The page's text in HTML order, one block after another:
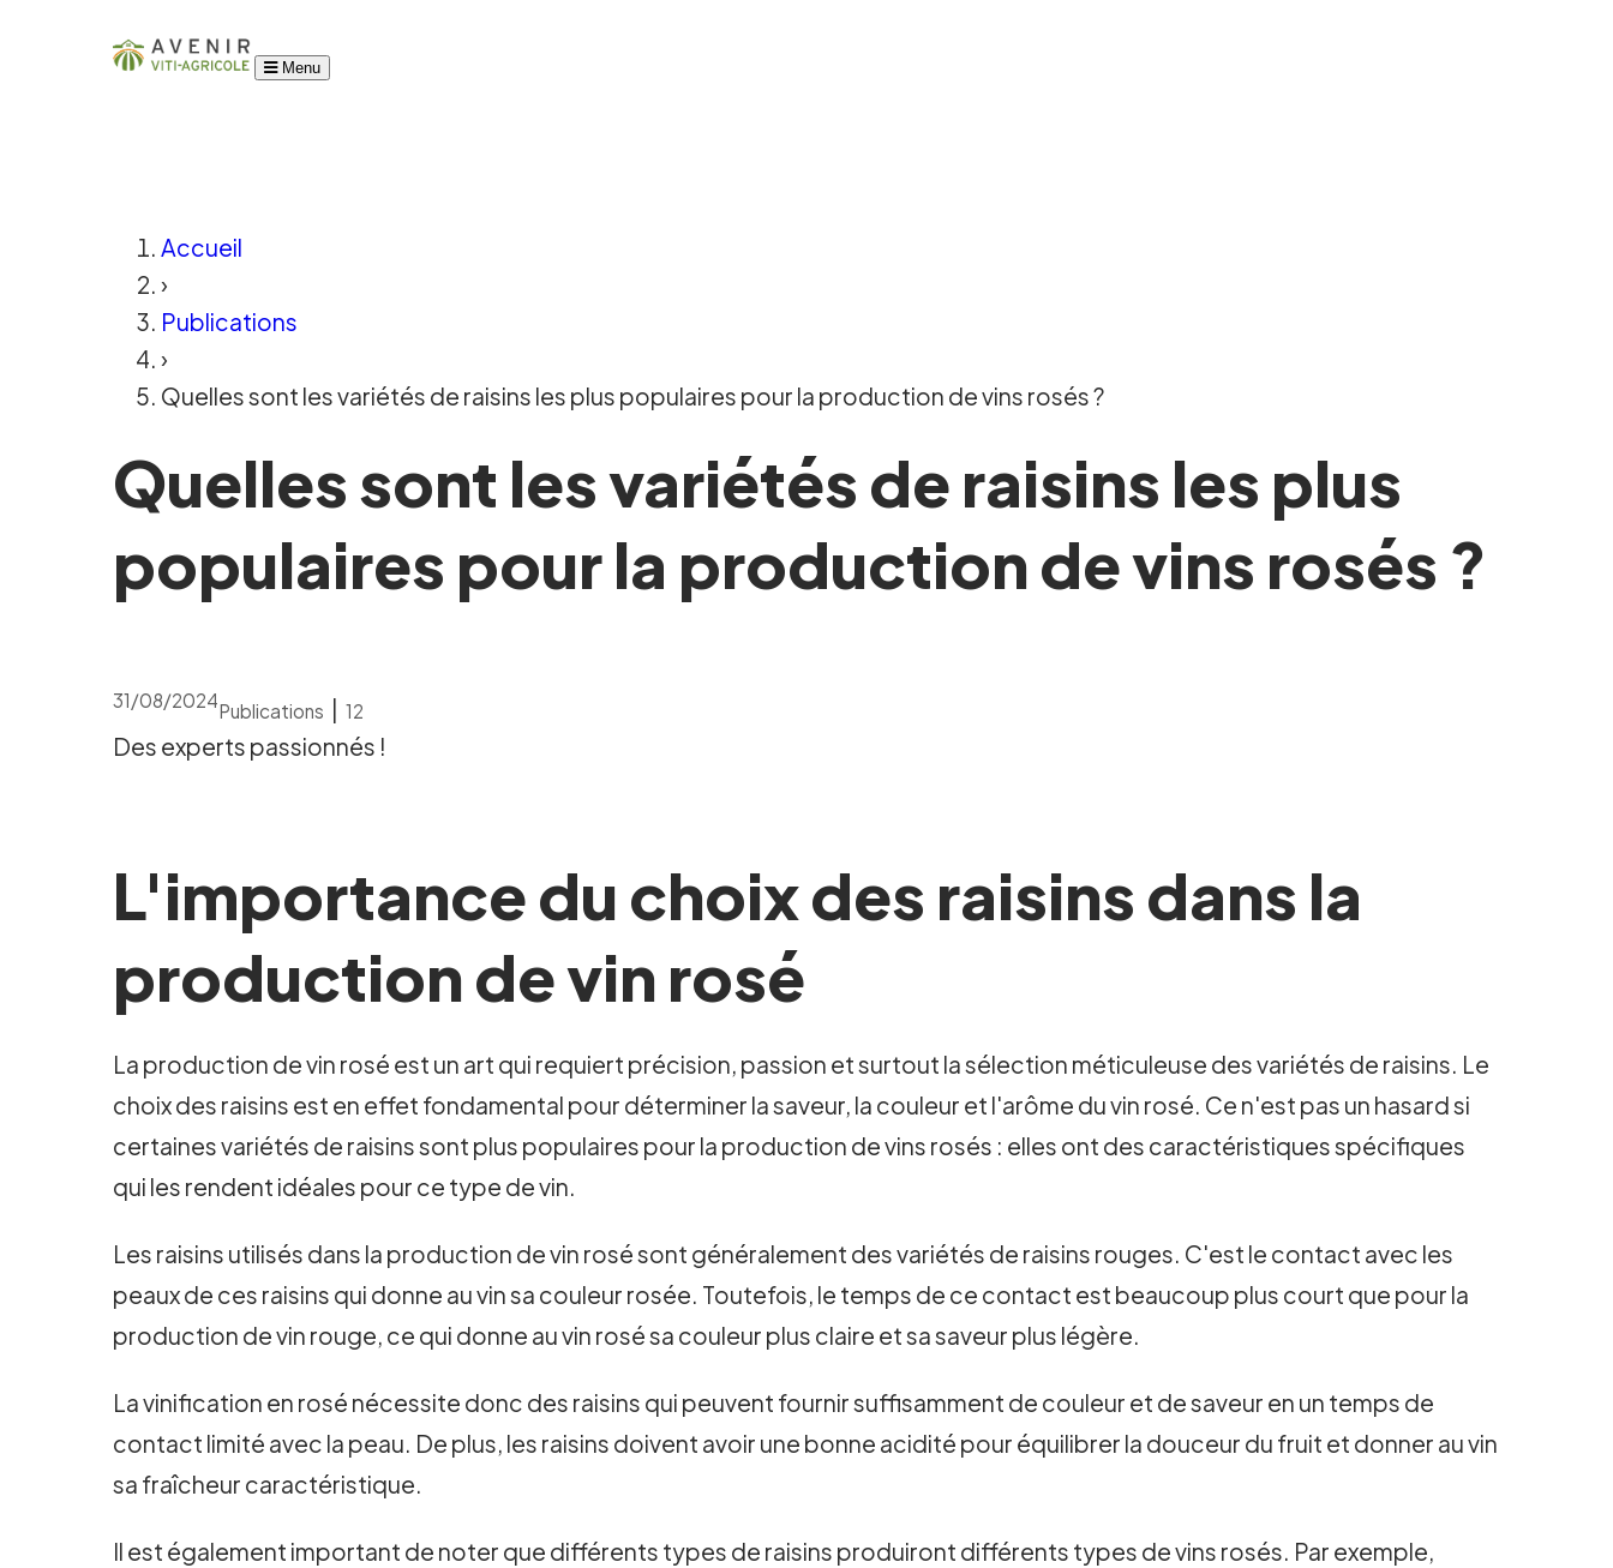
Menu
Accueil
›
Publications
›
Quelles sont les variétés de raisins les plus populaires pour la production de vins rosés ?
Quelles sont les variétés de raisins les plus
populaires pour la production de vins rosés ?
31/08/2024Publications |12
Des experts passionnés !
L'importance du choix des raisins dans la
production de vin rosé
La production de vin rosé est un art qui requiert précision, passion et surtout la sélection méticuleuse des variétés de raisins. Le
choix des raisins est en effet fondamental pour déterminer la saveur, la couleur et l'arôme du vin rosé. Ce n'est pas un hasard si
certaines variétés de raisins sont plus populaires pour la production de vins rosés : elles ont des caractéristiques spécifiques
qui les rendent idéales pour ce type de vin.
Les raisins utilisés dans la production de vin rosé sont généralement des variétés de raisins rouges. C'est le contact avec les
peaux de ces raisins qui donne au vin sa couleur rosée. Toutefois, le temps de ce contact est beaucoup plus court que pour la
production de vin rouge, ce qui donne au vin rosé sa couleur plus claire et sa saveur plus légère.
La vinification en rosé nécessite donc des raisins qui peuvent fournir suffisamment de couleur et de saveur en un temps de
contact limité avec la peau. De plus, les raisins doivent avoir une bonne acidité pour équilibrer la douceur du fruit et donner au vin
sa fraîcheur caractéristique.
Il est également important de noter que différents types de raisins produiront différents types de vins rosés. Par exemple,